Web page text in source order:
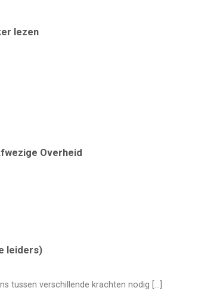
lezen
Overheid
leiders)
tussen verschillende krachten nodig [...]